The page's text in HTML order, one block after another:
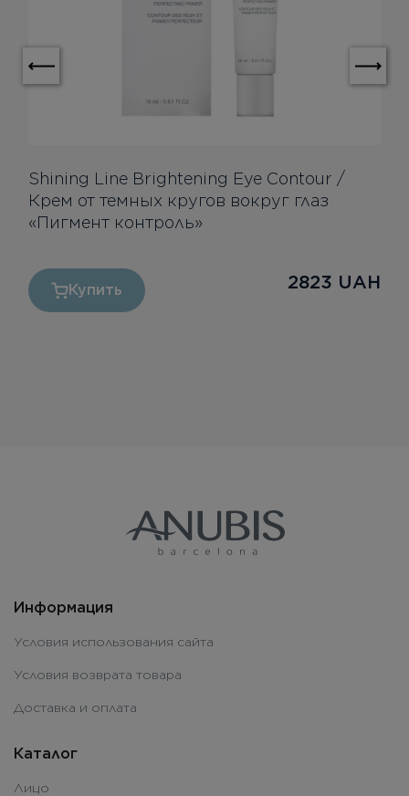
Shining Line Brightening Eye Contour /
Крем от темных кругов вокруг глаз
«Пигмент контроль»
2823 UAH
Купить
Информация
Условия использования сайта
Условия возврата товара
Доставка и оплата
Каталог
Лицо